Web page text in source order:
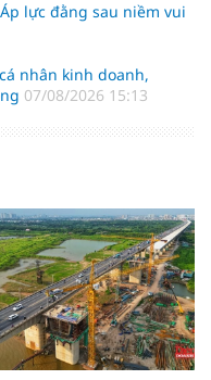
lực đằng sau niềm vui
nhân kinh doanh,
07/08/2026 15:13